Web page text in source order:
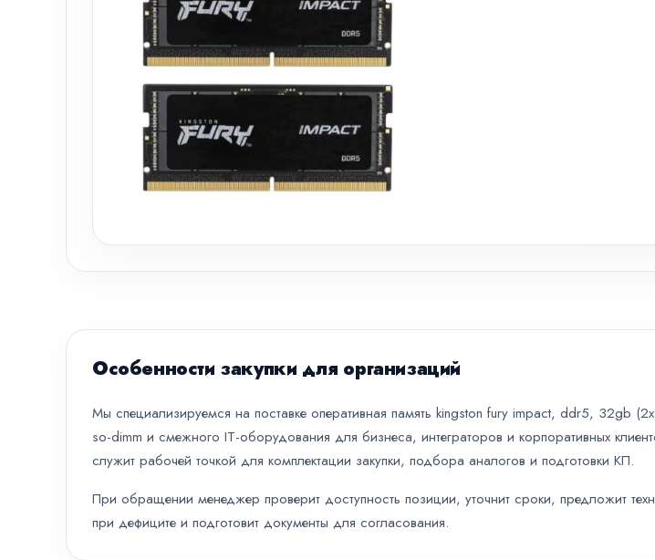
Особенности закупки для организаций
Мы специализируемся на поставке оперативная память kingston fury impact, ddr5, 32gb
so-dimm и смежного IT-оборудования для бизнеса, интеграторов и корпоративных
служит рабочей точкой для комплектации закупки, подбора аналогов и подготовки КП.
При обращении менеджер проверит доступность позиции, уточнит сроки, предложит
при дефиците и подготовит документы для согласования.